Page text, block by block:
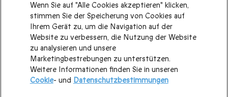
Geschenkideen |Geschenk für Männer| Geschenk für
Frauen|Geschenk für Paare|Geschenke für Eltern
Geschenke für Großeltern|Geburtstagsgeschenk|
Geburtstagsgeschenke für Männer|
Geburtstagsgeschenke für Frauen|Geschenk für Familie
Wenn Sie auf "Alle Cookies akzeptieren" klicken,
stimmen Sie der Speicherung von Cookies auf
Ihrem Gerät zu, um die Navigation auf der
Website zu verbessern, die Nutzung der Website
zu analysieren und unsere
Marketingbestrebungen zu unterstützen.
Weitere Informationen finden Sie in unseren
Cookie- und Datenschutzbestimmungen